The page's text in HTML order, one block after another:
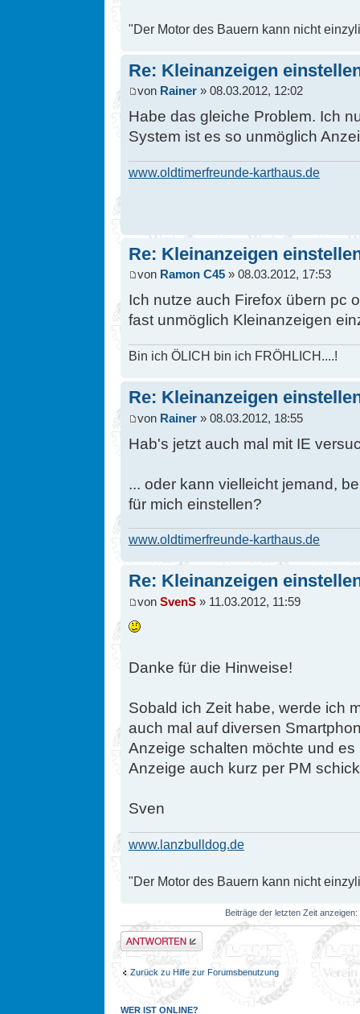
"Der Motor des Bauern kann nicht
Re: Kleinanzeigen
von Rainer » 08.03.2012, 12:02
Habe das gleiche Problem. Ich
System ist es so unmöglich
www.oldtimerfreunde-karthaus.de
Re: Kleinanzeigen
von Ramon C45 » 08.03.2012, 17:53
Ich nutze auch Firefox übern pc
fast unmöglich Kleinanzeigen
Bin ich ÖLICH bin ich FRÖHLICH....!
Re: Kleinanzeigen
von Rainer » 08.03.2012, 18:55
Hab's jetzt auch mal mit IE
... oder kann vielleicht jemand,
für mich einstellen?
www.oldtimerfreunde-karthaus.de
Re: Kleinanzeigen
von SvenS » 11.03.2012, 11:59
Danke für die Hinweise!
Sobald ich Zeit habe, werde ich
auch mal auf diversen
Anzeige schalten möchte und
Anzeige auch kurz per PM
Sven
www.lanzbulldog.de
"Der Motor des Bauern kann nicht
Beiträge der letzten Zeit anzeigen:
Antwort erstellen
Zurück zu Hilfe zur Forumsbenutzung
WER IST ONLINE?